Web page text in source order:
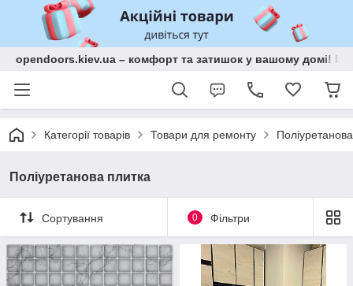
opendoors.kiev.ua – комфорт та затишок у вашому домі!
Категорії товарів Товари для ремонту
Поліуретанова плитка
Сортування 0 Фільтри